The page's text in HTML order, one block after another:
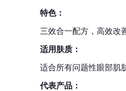
特色：
三效合一配方，高效改
适用肤质：
适合所有问题性眼部肌
代表产品：